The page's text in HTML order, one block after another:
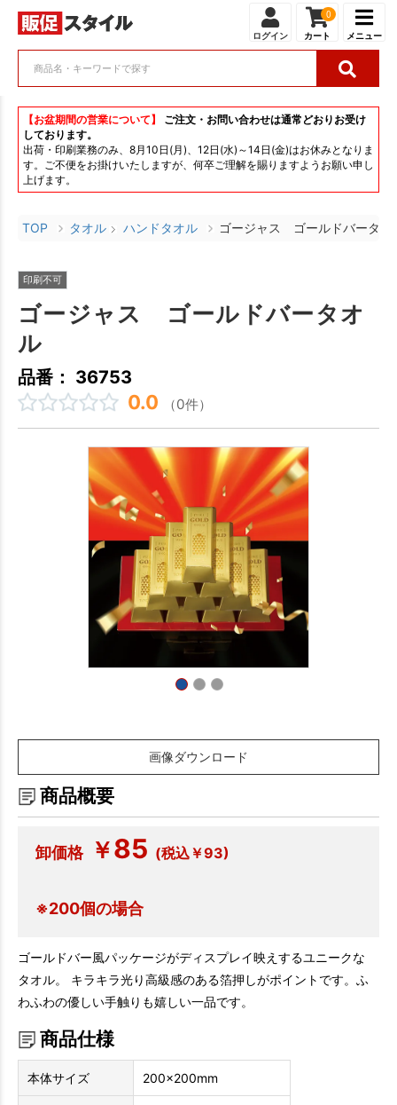
ログイン
0
カート メニュー
【お盆期間の営業について】
ご注文・お問い合わせは通常どおりお受け
しております。
出荷・印刷業務のみ、8月10日(月)、12日(水)～14日(金)はお休みとなりま
す。ご不便をお掛けいたしますが、何卒ご理解を賜りますようお願い申し
上げます。
TOP タオル ハンドタオル ゴージャス ゴールドバータオ
印刷不可
ゴージャス ゴールドバータオ
ル
品番： 36753
0.0 （0件）
画像ダウンロード
商品概要
卸価格 ￥85 (税込￥93)
※200個の場合
ゴールドバー風パッケージがディスプレイ映えするユニークな
タオル。 キラキラ光り高級感のある箔押しがポイントです。ふ
わふわの優しい手触りも嬉しい一品です。
商品仕様
本体サイズ 200×200mm